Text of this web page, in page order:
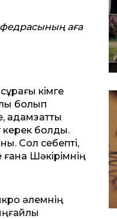
аға
кімге
болып
адамзат­тық
керек болды.
Сол себепті,
ғана Шәкірімнің
әлемнің